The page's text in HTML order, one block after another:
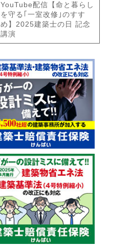
YouTube配信【命と暮らし
を守る｢一室改修｣のすす
め】2025建築士の日 記念
講演